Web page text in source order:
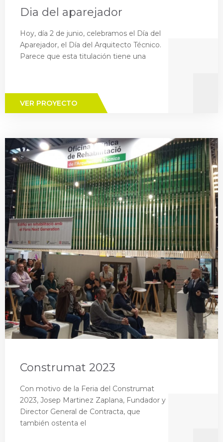
Dia del aparejador
Hoy, día 2 de junio, celebramos el Día del
Aparejador, el Día del Arquitecto Técnico.
Parece que esta titulación tiene una
VER PROYECTO
Construmat 2023
Con motivo de la Feria del Construmat
2023, Josep Martinez Zaplana, Fundador y
Director General de Contracta, que
también ostenta el